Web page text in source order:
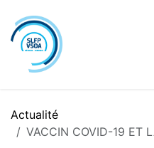
Actualité
VACCIN COVID-19 ET LA